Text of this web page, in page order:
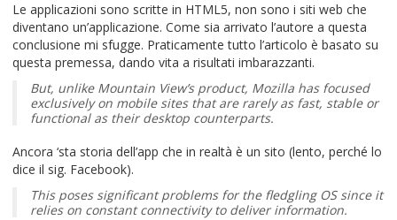
Le applicazioni sono scritte in HTML5, non sono i siti web che
diventano un’applicazione. Come sia arrivato l’autore a questa
conclusione mi sfugge. Praticamente tutto l’articolo è basato su
questa premessa, dando vita a risultati imbarazzanti.
But, unlike Mountain View’s product, Mozilla has focused
exclusively on mobile sites that are rarely as fast, stable or
functional as their desktop counterparts.
Ancora ‘sta storia dell’app che in realtà è un sito (lento, perché lo
dice il sig. Facebook).
This poses significant problems for the fledgling OS since it
relies on constant connectivity to deliver information.